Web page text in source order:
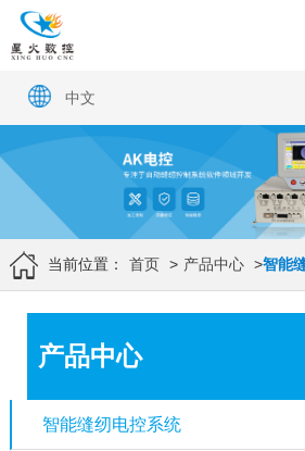
中文
当前位置： 首页 > 产品中心 >智能
产品中心
智能缝纫电控系统